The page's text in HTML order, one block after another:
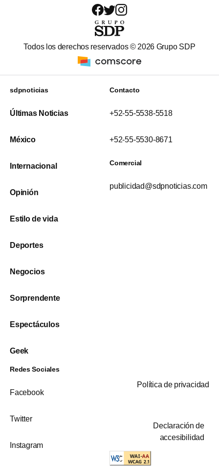
Todos los derechos reservados © 2026 Grupo SDP
sdpnoticias
Últimas Noticias
México
Internacional
Opinión
Estilo de vida
Deportes
Negocios
Sorprendente
Espectáculos
Geek
Contacto
+52-55-5538-5518
+52-55-5530-8671
Comercial
publicidad@sdpnoticias.com
Redes Sociales
Facebook
Twitter
Instagram
Política de privacidad
Declaración de
accesibilidad